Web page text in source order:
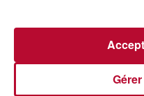
PYRÉNÉES-
"EXCEPTIONNEL"